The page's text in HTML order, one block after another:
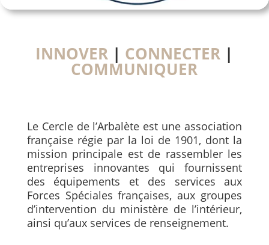
INNOVER | CONNECTER |
COMMUNIQUER
Le Cercle de l’Arbalète est une association
française régie par la loi de 1901, dont la
mission principale est de rassembler les
entreprises innovantes qui fournissent
des équipements et des services aux
Forces Spéciales françaises, aux groupes
d’intervention du ministère de l’intérieur,
ainsi qu’aux services de renseignement.